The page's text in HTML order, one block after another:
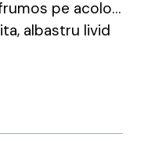
pe acolo…
albastru livid